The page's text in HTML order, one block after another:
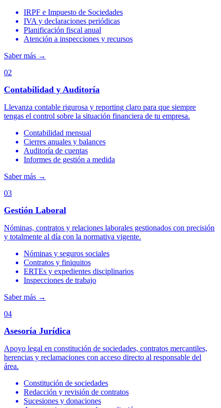
IRPF e Impuesto de Sociedades
IVA y declaraciones periódicas
Planificación fiscal anual
Atención a inspecciones y recursos
Saber más →
02
Contabilidad y Auditoría
Llevanza contable rigurosa y reporting claro para que siempre
tengas el control sobre la situación financiera de tu empresa.
Contabilidad mensual
Cierres anuales y balances
Auditoría de cuentas
Informes de gestión a medida
Saber más →
03
Gestión Laboral
Nóminas, contratos y relaciones laborales gestionados con precisión
y totalmente al día con la normativa vigente.
Nóminas y seguros sociales
Contratos y finiquitos
ERTEs y expedientes disciplinarios
Inspecciones de trabajo
Saber más →
04
Asesoría Jurídica
Apoyo legal en constitución de sociedades, contratos mercantiles,
herencias y reclamaciones con acceso directo al responsable del
área.
Constitución de sociedades
Redacción y revisión de contratos
Sucesiones y donaciones